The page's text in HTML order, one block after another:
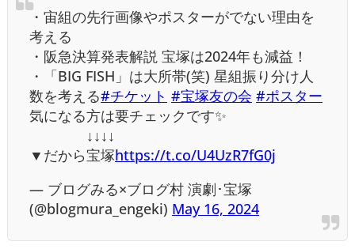
・宙組の先行画像やポスターがでない理由を
考える
・阪急決算発表解説 宝塚は2024年も減益！
・「BIG FISH」は大所帯(笑) 星組振り分け人
数を考える#チケット #宝塚友の会 #ポスター
気になる方は要チェックです✨
↓↓↓↓
▼だから宝塚https://t.co/U4UzR7fG0j
— ブログみる×ブログ村 演劇･宝塚
(@blogmura_engeki) May 16, 2024